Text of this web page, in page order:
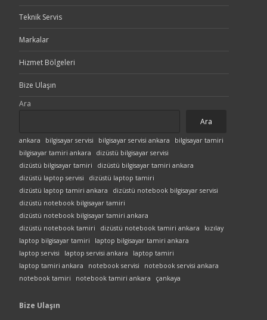
Teknik Servis
Markalar
Hizmet Bölgeleri
Bize Ulaşın
Ara
Ara
ankara bilgisayar servisi bilgisayar servisi ankara
bilgisayar tamiri
bilgisayar tamiri ankara
dizüstü bilgisayar servisi
dizüstü bilgisayar tamiri
dizüstü bilgisayar tamiri ankara
dizüstü laptop servisi
dizüstü laptop tamiri
dizüstü laptop tamiri ankara
dizüstü notebook bilgisayar servisi
dizüstü notebook bilgisayar tamiri
dizüstü notebook bilgisayar tamiri ankara
dizüstü notebook tamiri
dizüstü notebook tamiri ankara
kızılay
laptop bilgisayar tamiri
laptop bilgisayar tamiri ankara
laptop servisi
laptop servisi ankara
laptop tamiri
laptop tamiri ankara
notebook servisi
notebook servisi ankara
notebook tamiri
notebook tamiri ankara çankaya
Bize Ulaşın